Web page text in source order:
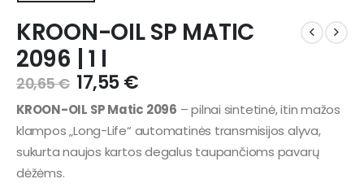
KROON-OIL SP MATIC
2096 | 1 l
20,65€ 17,55€
KROON-OIL SP Matic 2096 – pilnai sintetinė, itin mažos
klampos „Long-Life“ automatinės transmisijos alyva,
sukurta naujos kartos degalus taupančioms pavarų
dėžėms.